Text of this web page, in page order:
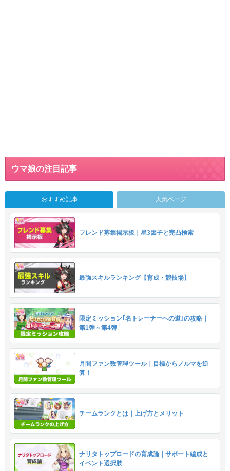
ウマ娘の注目記事
おすすめ記事 人気ページ
フレンド募集掲示板｜星3因子と完凸検索
最強スキルランキング【育成・競技場】
限定ミッション｢名トレーナーへの道｣の攻略｜
第1弾～第4弾
月間ファン数管理ツール｜目標からノルマを逆
算！
チームランクとは｜上げ方とメリット
ナリタトップロードの育成論｜サポート編成と
イベント選択肢